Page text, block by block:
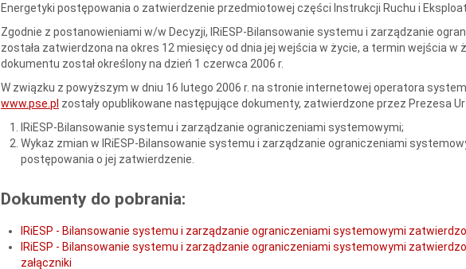
Energetyki postępowania o zatwierdzenie przedmiotowej części Instrukcji Ruchu i
Zgodnie z postanowieniami w/w Decyzji, IRiESP-Bilansowanie systemu i zarządzanie
została zatwierdzona na okres 12 miesięcy od dnia jej wejścia w życie, a termin wejścia w
dokumentu został określony na dzień 1 czerwca 2006 r.
W związku z powyższym w dniu 16 lutego 2006 r. na stronie internetowej operatora
www.pse.pl zostały opublikowane następujące dokumenty, zatwierdzone przez Prezesa
IRiESP-Bilansowanie systemu i zarządzanie ograniczeniami systemowymi;
Wykaz zmian w IRiESP-Bilansowanie systemu i zarządzanie ograniczeniami
postępowania o jej zatwierdzenie.
Dokumenty do pobrania:
IRiESP - Bilansowanie systemu i zarządzanie ograniczeniami systemowymi
IRiESP - Bilansowanie systemu i zarządzanie ograniczeniami systemowymi
załączniki